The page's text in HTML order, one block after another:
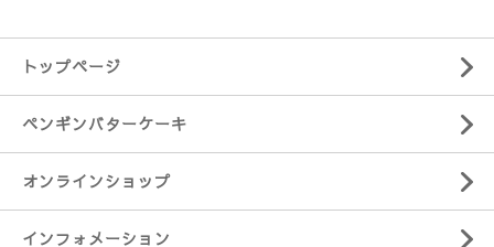
トップページ
ペンギンバターケーキ
オンラインショップ
インフォメーション